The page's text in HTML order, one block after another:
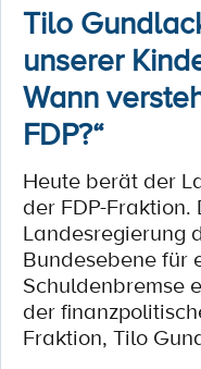
Tilo
unserer
Wann
FDP?“
Heute berät der
der FDP-
Landesregierung
Bundesebene für
Schuldenbremse
der
Fraktion, Tilo